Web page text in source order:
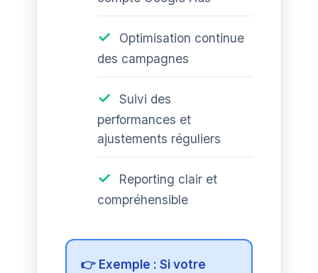
Optimisation continue
des campagnes
Suivi des
performances et
ajustements réguliers
Reporting clair et
compréhensible
👉 Exemple : Si votre